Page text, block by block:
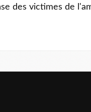
des victimes de